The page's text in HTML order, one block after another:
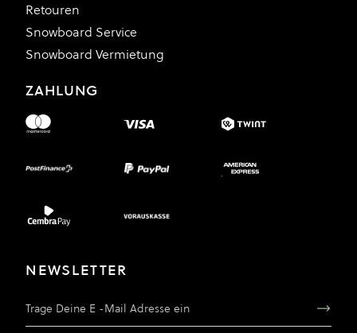
Retouren
Snowboard Service
Snowboard Vermietung
ZAHLUNG
NEWSLETTER